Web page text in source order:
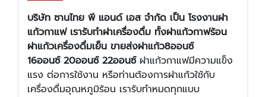
บริษัท ซานไทย พี แอนด์ เอส จำกัด เป็น โรงงานฝา
แก้วกาแฟ เรารับทำฝาเครื่องดื่ม ทั้งฝาแก้วกาฟร้อน
ฝาแก้วเครื่องดื่มเย็น ขายส่งฝาแก้ว8ออนซ์
16ออนซ์ 20ออนซ์ 22ออนซ์ฝาแก้วกาแฟมีความแข็ง
แรง ต่อการใช้งาน หรือท่านต้องการฝาแก้วใช้กับ
เครื่องดื่มอุณหภูมิร้อน เรารับทำหมดทุกแบบ